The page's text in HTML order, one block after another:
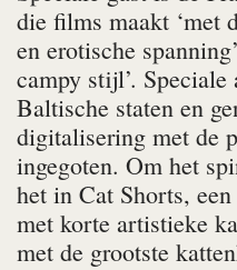
die films maakt ‘met
en erotische
campy stijl’.
Baltische staten en
digitalisering met de
ingegoten. Om het
het in Cat Shorts,
met korte artistieke
met de grootste